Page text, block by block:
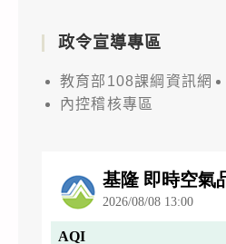
政令宣導專區
教育部108課綱資訊網
內控稽核專區